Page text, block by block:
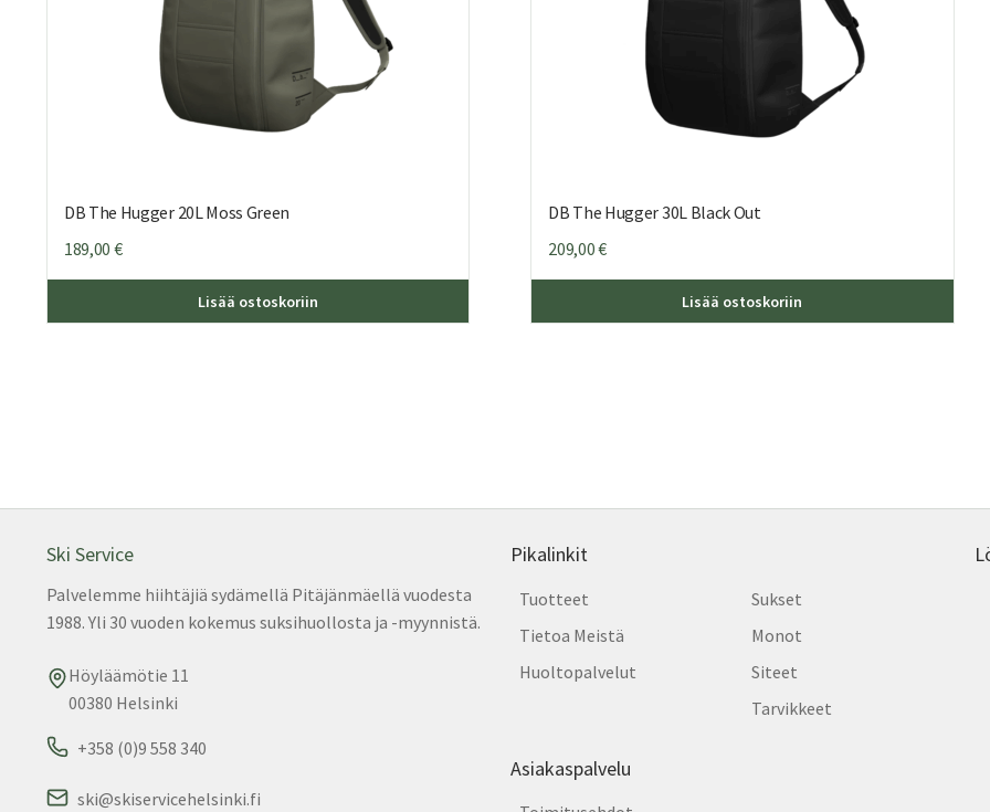
DB The Hugger 20L Moss Green
189,00 €
Lisää ostoskoriin
DB The Hugger 30L Black Out
209,00€
Lisää ostoskoriin
Ski Service
Palvelemme hiihtäjiä sydämellä Pitäjänmäellä vuodesta
1988. Yli 30 vuoden kokemus suksihuollosta ja -myynnistä.
Höyläämötie 11
00380 Helsinki
+358 (0)9 558 340
ski@skiservicehelsinki.fi
Pikalinkit
Tuotteet
Tietoa Meistä
Huoltopalvelut
Sukset
Monot
Siteet
Tarvikkeet
Asiakaspalvelu